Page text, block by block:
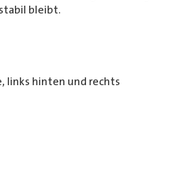
bleibt.
links hinten und rechts